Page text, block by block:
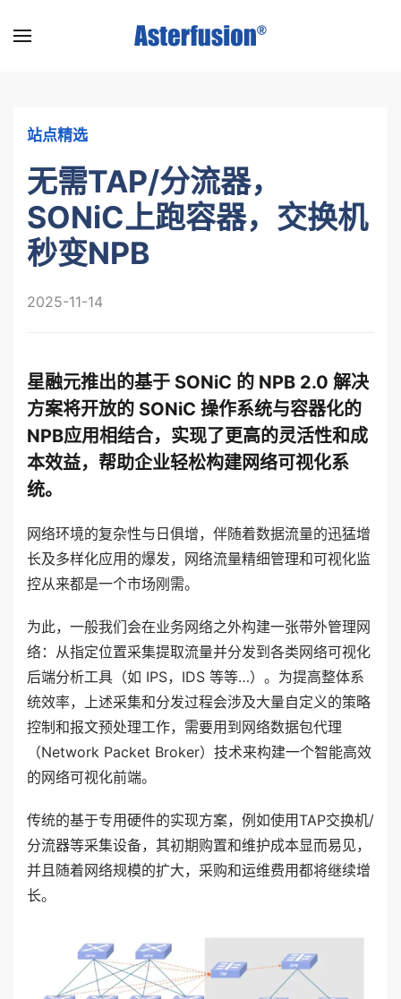
站点精选
无需TAP/分流器，
SONiC上跑容器，交换机
秒变NPB
2025-11-14
星融元推出的基于 SONiC 的 NPB 2.0 解决
方案将开放的 SONiC 操作系统与容器化的
NPB应用相结合，实现了更高的灵活性和成
本效益，帮助企业轻松构建网络可视化系
统。
网络环境的复杂性与日俱增，伴随着数据流量的迅猛增
长及多样化应用的爆发，网络流量精细管理和可视化监
控从来都是一个市场刚需。
为此，一般我们会在业务网络之外构建一张带外管理网
络：从指定位置采集提取流量并分发到各类网络可视化
后端分析工具（如 IPS，IDS 等等…）。为提高整体系
统效率，上述采集和分发过程会涉及大量自定义的策略
控制和报文预处理工作，需要用到网络数据包代理
（Network Packet Broker）技术来构建一个智能高效
的网络可视化前端。
传统的基于专用硬件的实现方案，例如使用TAP交换机/
分流器等采集设备，其初期购置和维护成本显而易见，
并且随着网络规模的扩大，采购和运维费用都将继续增
长。